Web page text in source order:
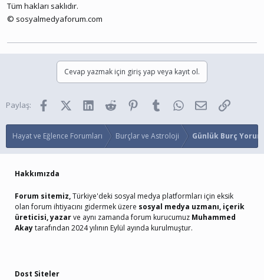
Tüm hakları saklıdır.
© sosyalmedyaforum.com
Cevap yazmak için giriş yap veya kayıt ol.
Paylaş: FacebookX (Twitter)LinkedIn Reddit PinterestTumblrWhatsApp
E-postaLink
Hayat ve Eğlence Forumları Burçlar ve Astroloji Günlük Burç
Hakkımızda
Forum sitemiz,Türkiye'deki sosyal medya platformları için eksik
olan forum ihtiyacını gidermek üzere sosyal medya uzmanı, içerik
üreticisi, yazarve aynı zamanda forum kurucumuz Muhammed
Akaytarafından 2024 yılının Eylül ayında kurulmuştur.
Dost Siteler